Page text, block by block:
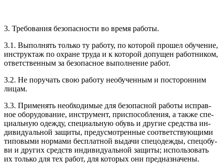
3. Тре­бова­ния бе­зопас­ности во вре­мя ра­боты.
3.1. Вы­пол­нять толь­ко ту ра­боту, по ко­торой про­шел обу­чение,
инс­трук­таж по ох­ра­не тру­да и к ко­торой до­пущен ра­бот­ни­ком,
от­ветс­твен­ным за бе­зопас­ное вы­пол­не­ние ра­бот.
3.2. Не по­ручать свою ра­боту не­обу­чен­ным и пос­то­рон­ним
ли­цам.
3.3. При­менять не­об­хо­димые для бе­зопас­ной ра­боты ис­прав­
ное обо­рудо­вание, инс­тру­мент, прис­по­соб­ле­ния, а так­же спе­
ци­аль­ную одеж­ду, спе­ци­аль­ную обувь и дру­гие средс­тва ин­
ди­виду­аль­ной за­щиты, пре­дус­мотрен­ные со­от­ветс­тву­ющи­ми
ти­повы­ми нор­ма­ми бес­плат­ной вы­дачи спе­цодеж­ды, спе­цобу­
ви и дру­гих средств ин­ди­виду­аль­ной за­щиты; ис­поль­зо­вать
их толь­ко для тех ра­бот, для ко­торых они пред­назна­чены.